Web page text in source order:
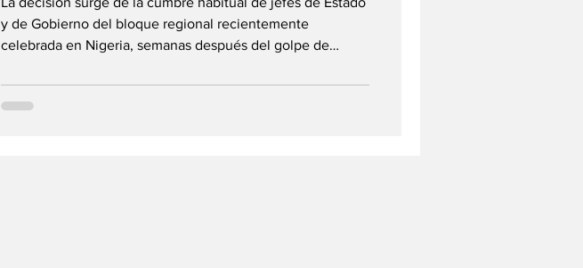
Bissau.
y de Gobierno del bloque regional recientemente
celebrada en Nigeria, semanas después del golpe de
Gobierno de la Comunidad Económica de Estados de
África Occidental (CEDEAO) han analizado la situación